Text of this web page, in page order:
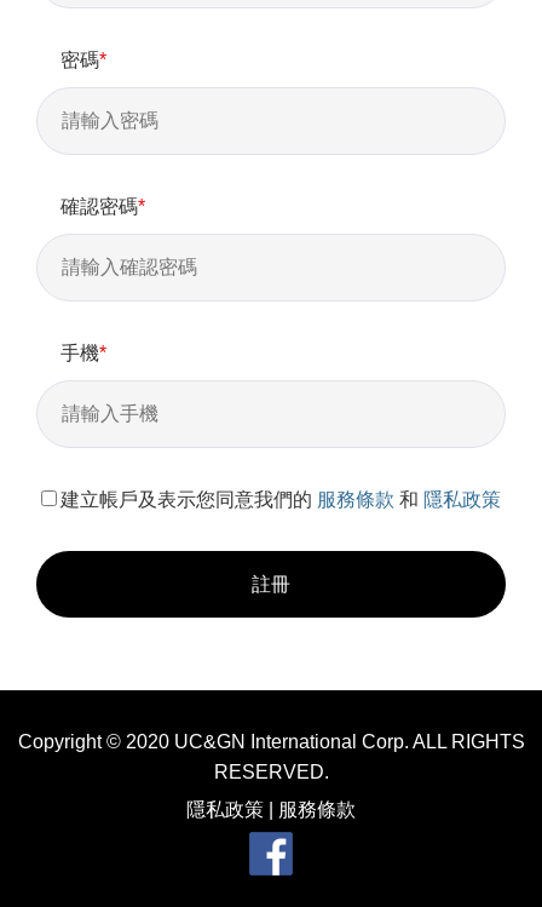
密碼*
確認密碼*
手機*
建立帳戶及表示您同意我們的 服務條款 和 隱私政策
註冊
Copyright © 2020 UC&GN International Corp. ALL RIGHTS
RESERVED.
隱私政策
服務條款